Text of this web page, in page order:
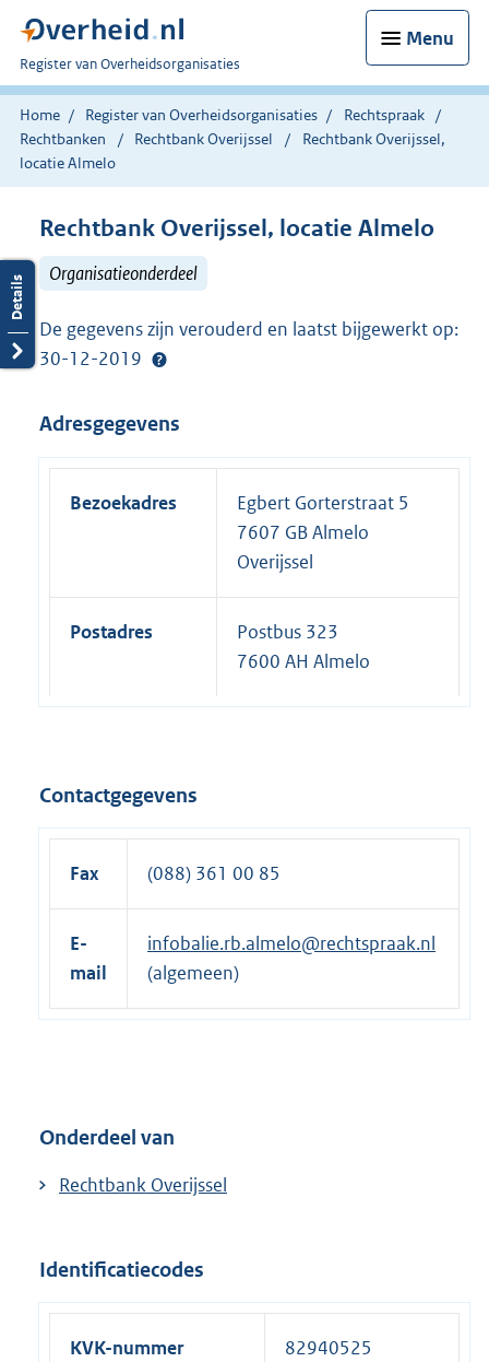
Menu
U
bent
nu
hier:
Register van Overheidsorganisaties
Home Register van Overheidsorganisaties
Rechtspraak
Rechtbanken
Rechtbank Overijssel
Rechtbank Overijssel,
locatie Almelo
Rechtbank Overijssel, locatie Almelo
Organisatieonderdeel
De gegevens zijn verouderd en laatst bijgewerkt op:
30-12-2019
Adresgegevens
Bezoekadres
Egbert Gorterstraat 5
7607 GB Almelo
Overijssel
Postadres
Postbus 323
7600 AH Almelo
Contactgegevens
Fax (088) 361 00 85
E-
mail
infobalie.rb.almelo@rechtspraak.nl
(algemeen)
Onderdeel van
Rechtbank Overijssel
Identificatiecodes
KVK-nummer 82940525